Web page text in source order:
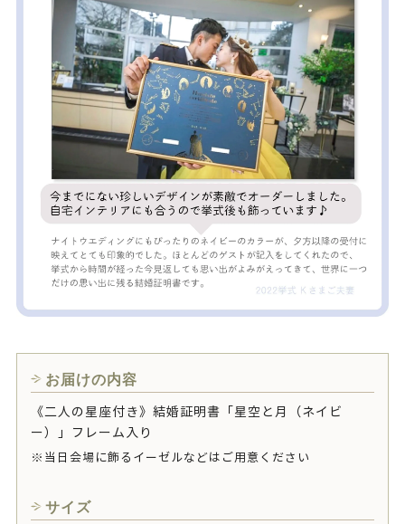
お届けの内容
《二人の星座付き》結婚証明書「星空と月（ネイビ
ー）」フレーム入り
※当日会場に飾るイーゼルなどはご用意ください
サイズ